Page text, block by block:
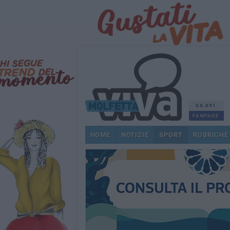
56.691
FANPAGE
HOME NOTIZIE SPORT RUBRICHE